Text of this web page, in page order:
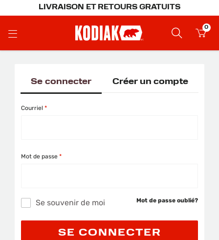
LIVRAISON ET RETOURS GRATUITS
0
Se connecter Créer un compte
Courriel
Mot de passe
Se souvenir de moi Mot de passe oublié?
SE CONNECTER